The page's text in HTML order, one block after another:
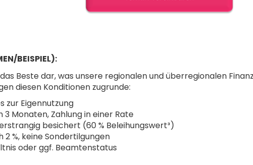
BEISPIEL):
Beste dar, was unsere regionalen und überregionalen
diesen Konditionen zugrunde:
zur Eigennutzung
3 Monaten, Zahlung in einer Rate
besichert (60 % Beleihungswert³)
%, keine Sondertilgungen
oder ggf. Beamtenstatus